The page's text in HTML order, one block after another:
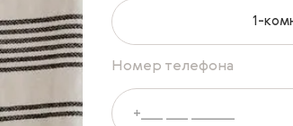
1-
Номер телефона